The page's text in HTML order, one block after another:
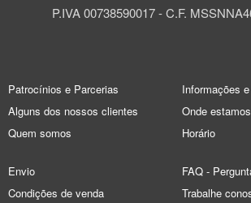
P.IVA 00738590017 - C.F.
Patrocínios e Parcerias
Alguns dos nossos clientes
Quem somos
Informações
Onde estamos
Horário
Envio
Condições de venda
FAQ -
Trabalhe